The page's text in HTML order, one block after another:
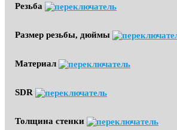
Резьба
Размер резьбы, дюймы
Материал
SDR
Толщина стенки